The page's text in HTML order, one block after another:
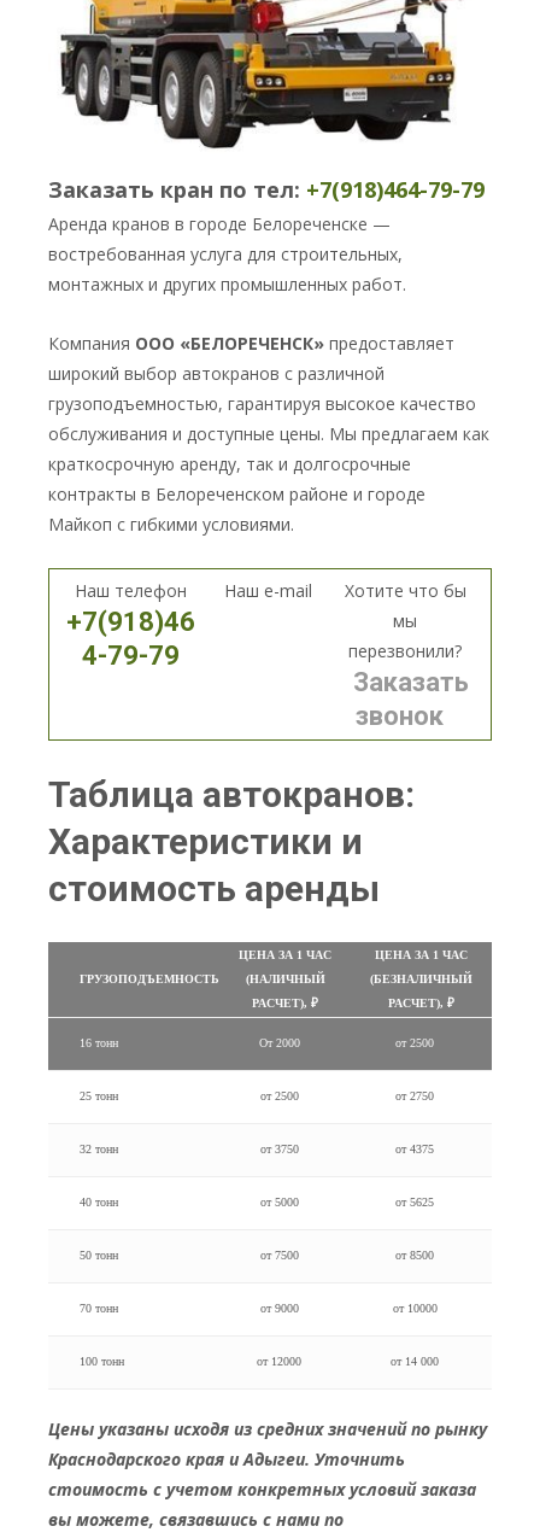
Заказать кран по тел: +7(918)464-79-79
Аренда кранов в городе Белореченске —
востребованная услуга для строительных,
монтажных и других промышленных работ.
Компания ООО «БЕЛОРЕЧЕНСК» предоставляет
широкий выбор автокранов с различной
грузоподъемностью, гарантируя высокое качество
обслуживания и доступные цены. Мы предлагаем как
краткосрочную аренду, так и долгосрочные
контракты в Белореченском районе и городе
Майкоп с гибкими условиями.
Наш телефон
+7(918)46
4-79-79
Наш e-mail
Хотите что бы
мы
перезвонили?
Заказать
звонок
Таблица автокранов:
Характеристики и
стоимость аренды
ГРУЗОПОДЪЕМНОСТЬ
ЦЕНА ЗА 1 ЧАС
(НАЛИЧНЫЙ
РАСЧЕТ), ₽
ЦЕНА ЗА 1 ЧАС
(БЕЗНАЛИЧНЫЙ
РАСЧЕТ), ₽
16 тонн От 2000 от 2500
25 тонн от 2500 от 2750
32 тонн от 3750 от 4375
40 тонн от 5000 от 5625
50 тонн от 7500 от 8500
70 тонн от 9000 от 10000
100 тонн от 12000 от 14 000
Цены указаны исходя из средних значений по рынку
Краснодарского края и Адыгеи. Уточнить
стоимость с учетом конкретных условий заказа
вы можете, связавшись с нами по